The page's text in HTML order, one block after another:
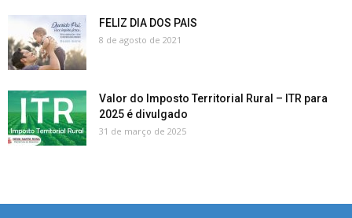
FELIZ DIA DOS PAIS
8 de agosto de 2021
Valor do Imposto Territorial Rural – ITR para
2025 é divulgado
31 de março de 2025